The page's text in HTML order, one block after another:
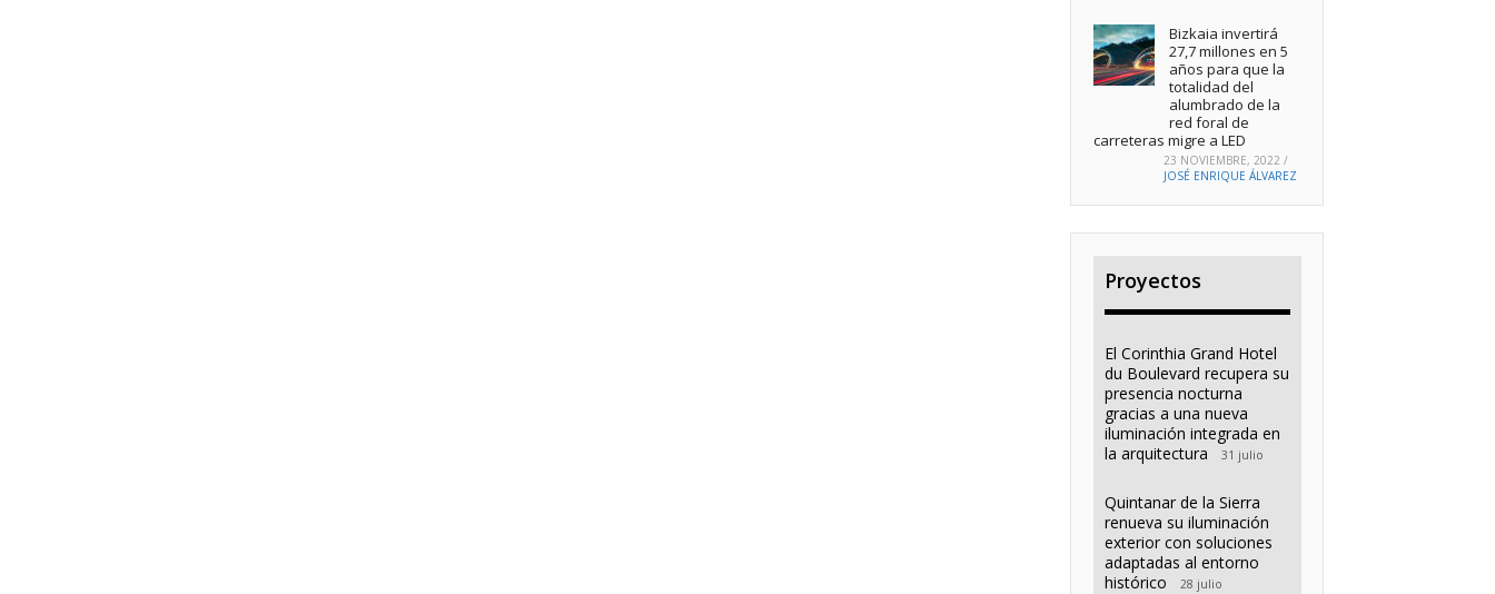
Bizkaia invertirá
27,7 millones en 5
años para que la
totalidad del
alumbrado de la
red foral de
carreteras migre a LED
23 NOVIEMBRE, 2022 /
JOSÉ ENRIQUE ÁLVAREZ
Proyectos
El Corinthia Grand Hotel
du Boulevard recupera su
presencia nocturna
gracias a una nueva
iluminación integrada en
la arquitectura
31 julio
Quintanar de la Sierra
renueva su iluminación
exterior con soluciones
adaptadas al entorno
histórico
28 julio